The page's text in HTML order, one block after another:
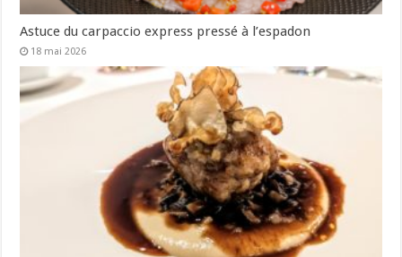
Astuce du carpaccio express pressé à l’espadon
18 mai 2026